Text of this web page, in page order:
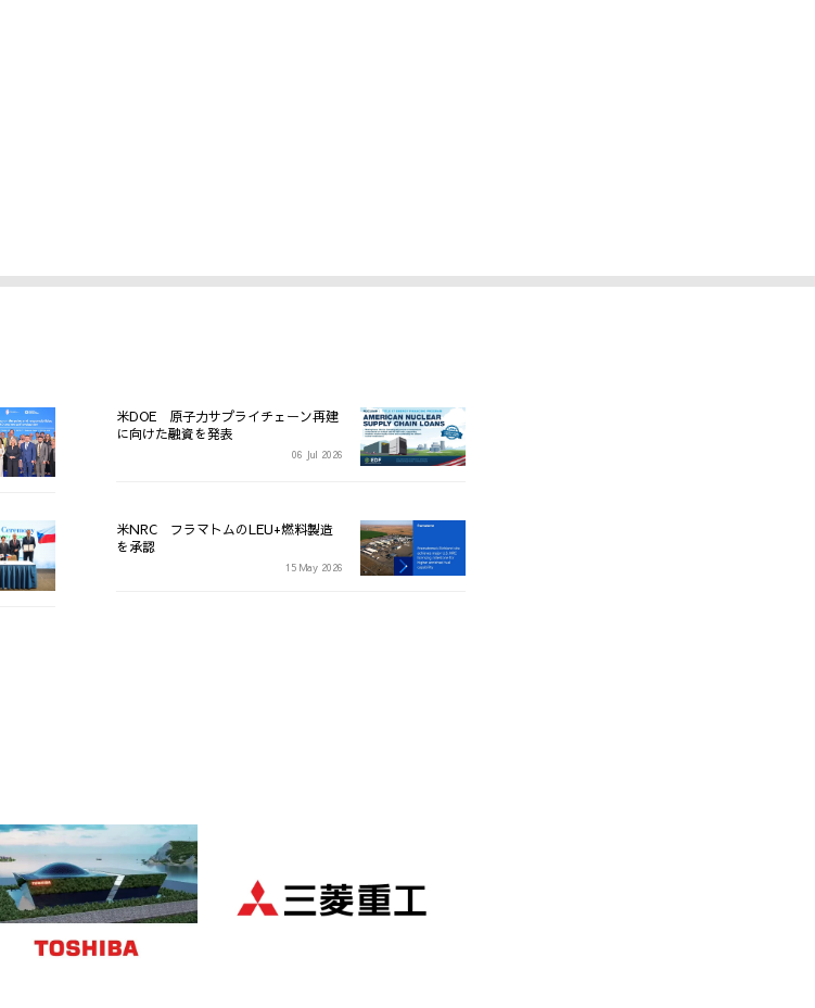
米DOE 原子力サプライチェーン再建
に向けた融資を発表
06 Jul 2026
米NRC フラマトムのLEU+燃料製造
を承認
15 May 2026